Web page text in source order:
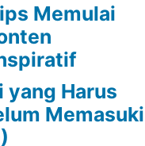
Memulai
yang Harus
Memasuki